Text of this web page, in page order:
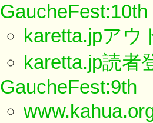
GaucheFest:10th
karetta.jpアウ
karetta.jp読者
GaucheFest:9th